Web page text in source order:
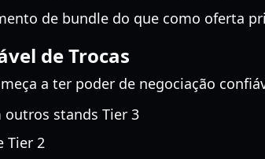
de bundle do que como oferta
de Trocas
a ter poder de negociação
outros stands Tier 3
Tier 2